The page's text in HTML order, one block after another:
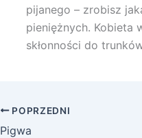
pijanego – zrobisz
pieniężnych. Kobieta
skłonności do
POPRZEDNI
Pigwa